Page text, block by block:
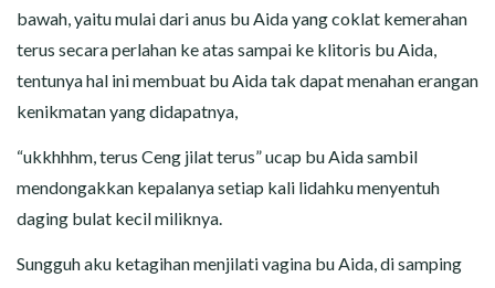
bawah, yaitu mulai dari anus bu Aida yang coklat kemerahan
terus secara perlahan ke atas sampai ke klitoris bu Aida,
tentunya hal ini membuat bu Aida tak dapat menahan erangan
kenikmatan yang didapatnya,
“ukkhhhm, terus Ceng jilat terus” ucap bu Aida sambil
mendongakkan kepalanya setiap kali lidahku menyentuh
daging bulat kecil miliknya.
Sungguh aku ketagihan menjilati vagina bu Aida, di samping